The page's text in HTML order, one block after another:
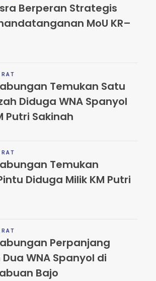
Berperan Strategis
MoU KR–
Temukan Satu
Diduga WNA Spanyol
Putri Sakinah
Temukan
Diduga Milik KM Putri
Perpanjang
WNA Spanyol di
Bajo